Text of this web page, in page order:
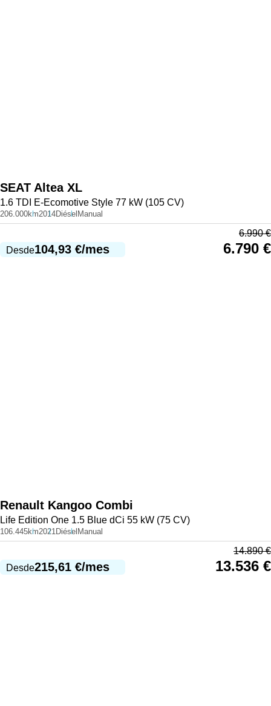
SEAT Altea XL
1.6 TDI E-Ecomotive Style 77 kW (105 CV)
206.000km2014DiéselManual
Desde104,93 €/mes
6.990€
6.790 €
Renault Kangoo Combi
Life Edition One 1.5 Blue dCi 55 kW (75 CV)
106.445km2021Diésel Manual
Desde215,61 €/mes
14.890€
13.536 €